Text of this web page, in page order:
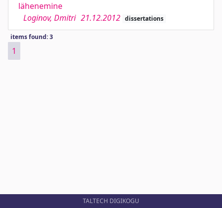
lähenemine
Loginov, Dmitri 21.12.2012 dissertations
items found: 3
1
TALTECH DIGIKOGU